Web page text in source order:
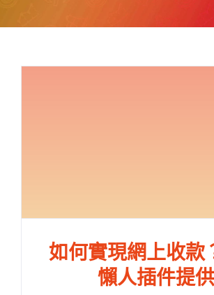
如何實現網上收款
懶人插件提供